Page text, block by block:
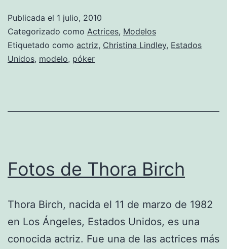
Publicada el 1 julio, 2010
Categorizado como Actrices, Modelos
Etiquetado como actriz, Christina Lindley, Estados
Unidos, modelo, póker
Fotos de Thora Birch
Thora Birch, nacida el 11 de marzo de 1982
en Los Ángeles, Estados Unidos, es una
conocida actriz. Fue una de las actrices más